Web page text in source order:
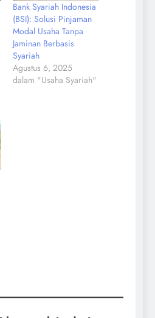
Bank Syariah Indonesia
(BSI): Solusi Pinjaman
Modal Usaha Tanpa
Jaminan Berbasis
Syariah
Agustus 6, 2025
dalam "Usaha Syariah"